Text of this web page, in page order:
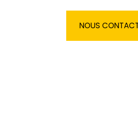
NOUS